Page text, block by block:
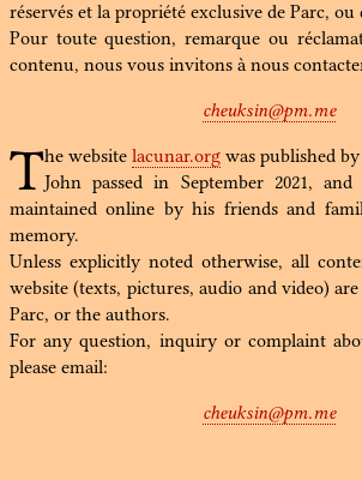
réservés et la propriété exclusive de Parc, ou
Pour toute question, remarque ou
contenu, nous vous invitons à nous
cheuksin@pm.me
The website lacunar.org was published by
John passed in September 2021,
maintained online by his friends and
memory.
Unless explicitly noted otherwise, all
website (texts, pictures, audio and video)
Parc, or the authors.
For any question, inquiry or complaint
please email:
cheuksin@pm.me